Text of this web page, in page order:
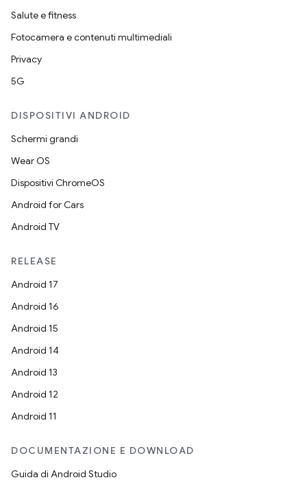
Salute e fitness
Fotocamera e contenuti multimediali
Privacy
5G
DISPOSITIVI ANDROID
Schermi grandi
Wear OS
Dispositivi ChromeOS
Android for Cars
Android TV
RELEASE
Android 17
Android 16
Android 15
Android 14
Android 13
Android 12
Android 11
DOCUMENTAZIONE E DOWNLOAD
Guida di Android Studio